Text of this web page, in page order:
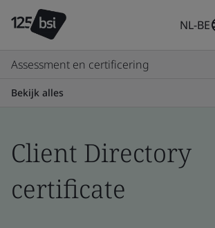
NL-BE
Assessment en certificering
Bekijk alles
Client Directory
certificate